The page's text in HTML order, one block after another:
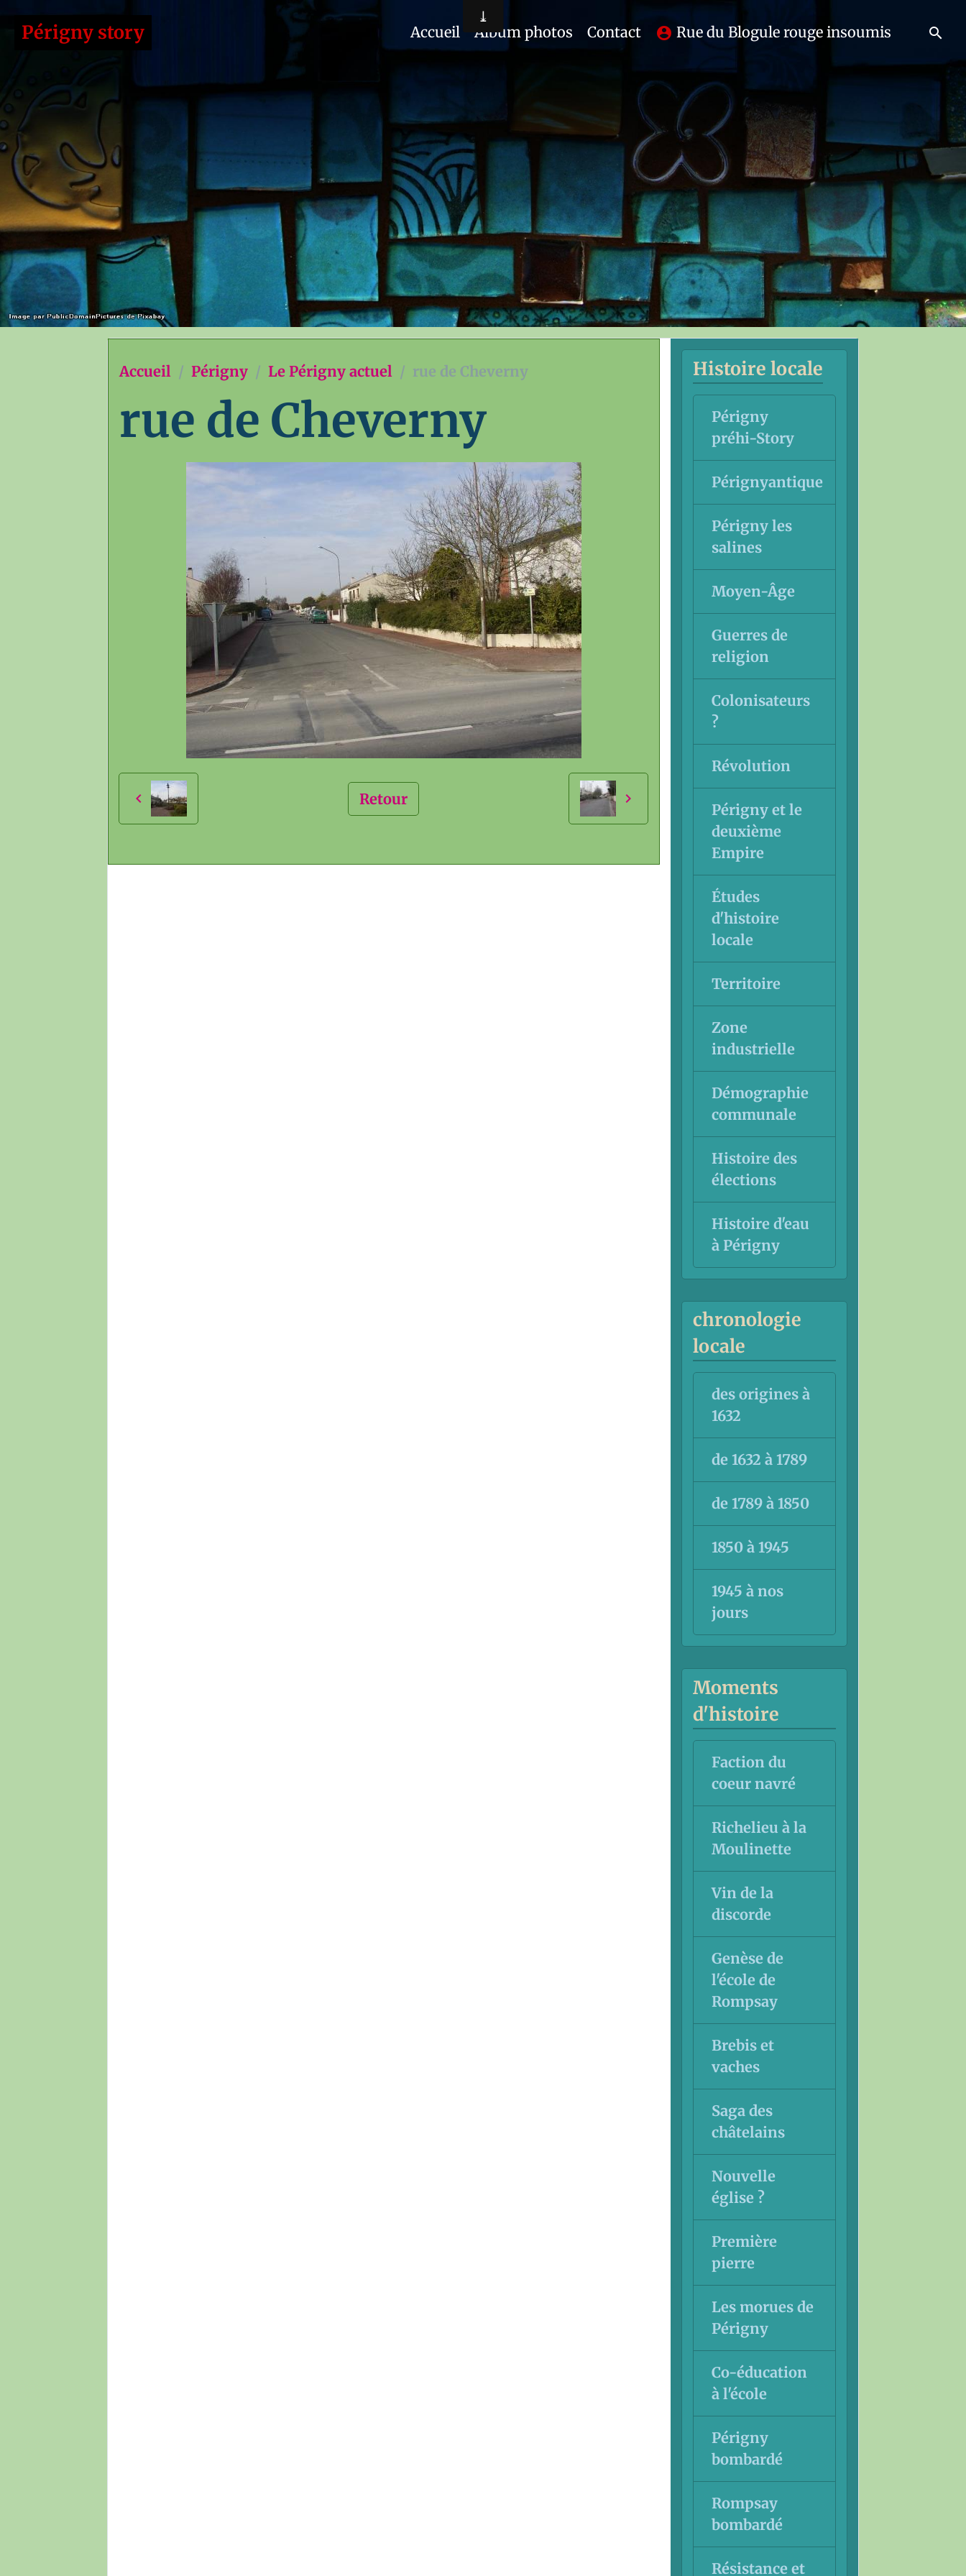
Périgny story Accueil Album photos Contact Rue du Blogule rouge insoumis
Accueil Périgny Le Périgny actuel rue de Cheverny
rue de Cheverny
Retour
Histoire locale
Périgny
préhi-Story
Pérignyantique
Périgny les
salines
Moyen-Âge
Guerres de
religion
Colonisateurs
?
Révolution
Périgny et le
deuxième
Empire
Études
d'histoire
locale
Territoire
Zone
industrielle
Démographie
communale
Histoire des
élections
Histoire d'eau
à Périgny
chronologie
locale
des origines à
1632
de 1632 à 1789
de 1789 à 1850
1850 à 1945
1945 à nos
jours
Moments
d'histoire
Faction du
coeur navré
Richelieu à la
Moulinette
Vin de la
discorde
Genèse de
l'école de
Rompsay
Brebis et
vaches
Saga des
châtelains
Nouvelle
église ?
Première
pierre
Les morues de
Périgny
Co-éducation
à l'école
Périgny
bombardé
Rompsay
bombardé
Résistance et